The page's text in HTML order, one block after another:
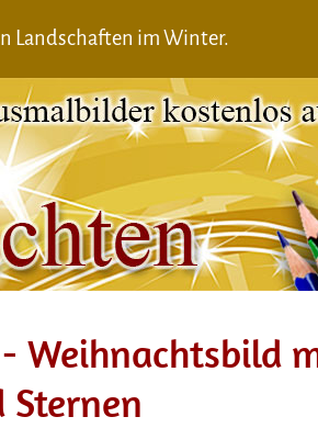
Landschaften im Winter.
Weihnachtsbild
Sternen